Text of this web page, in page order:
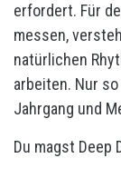
erfordert. Für
messen,
natürlichen
arbeiten. Nur
Jahrgang und
Du magst Deep